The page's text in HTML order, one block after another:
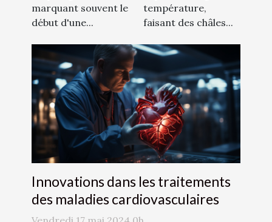
marquant souvent le
début d'une...
température,
faisant des châles...
Innovations dans les traitements
des maladies cardiovasculaires